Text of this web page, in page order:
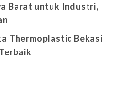
Barat untuk Industri,
Thermoplastic Bekasi